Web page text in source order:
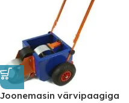
Joonemasin värvipaagiga